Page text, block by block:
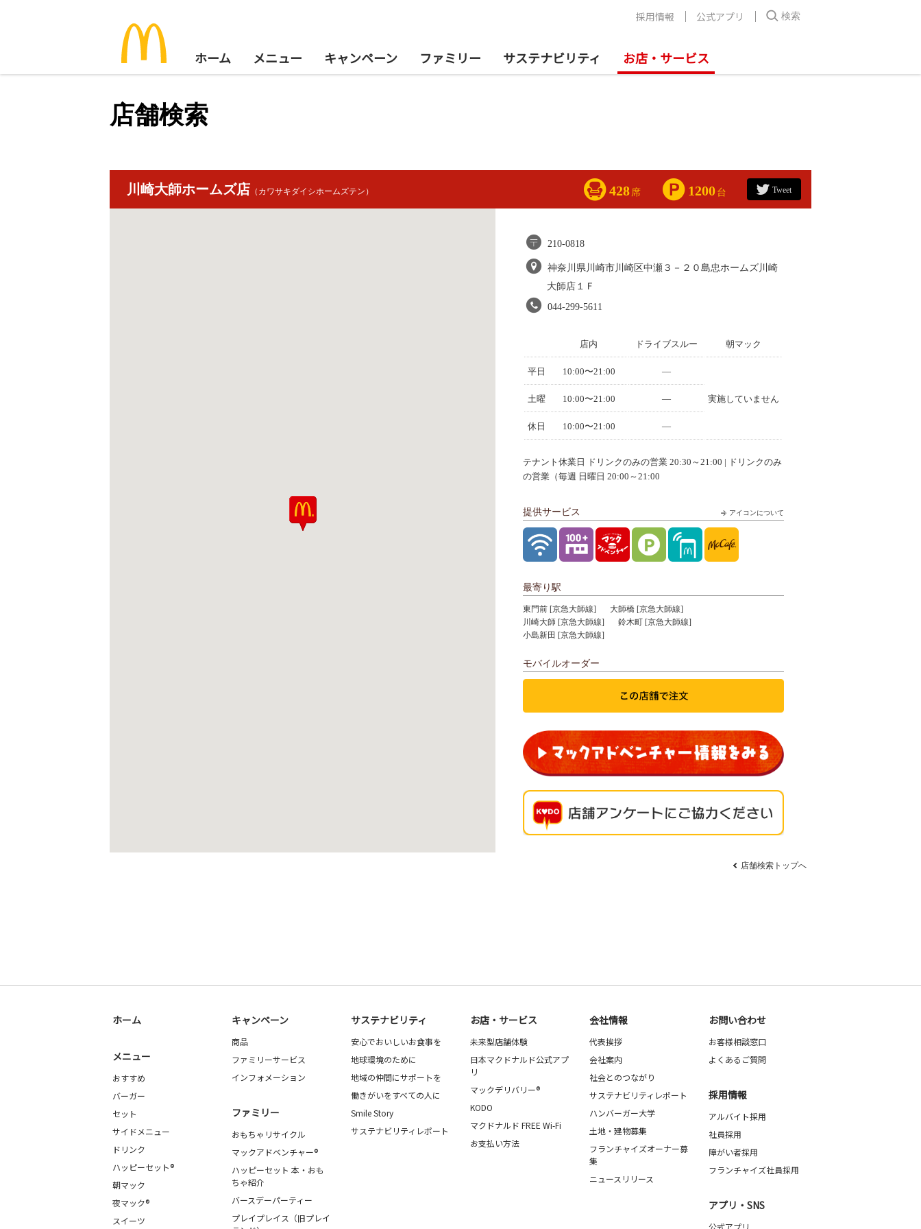
ホーム メニュー キャンペーン ファミリー サステナビリティ お店・サービス
採用情報 公式アプリ 検索
店舗検索
川崎大師ホームズ店 （カワサキダイシホームズテン） 428 席 1200 台 Tweet
210-0818
神奈川県川崎市川崎区中瀬３－２０島忠ホームズ川崎
大師店１Ｆ
044-299-5611
店内 ドライブスルー 朝マック
平日 10:00〜21:00 —
実施していません
土曜 10:00〜21:00 —
休日 10:00〜21:00 —
テナント休業日 ドリンクのみの営業 20:30～21:00 | ドリンクのみ
の営業（毎週 日曜日 20:00～21:00
アイコンについて
提供サービス
最寄り駅
東門前 [京急大師線]
大師橋 [京急大師線]
川崎大師 [京急大師線]
鈴木町 [京急大師線]
小島新田 [京急大師線]
モバイルオーダー
店舗検索トップへ
ホーム
メニュー
おすすめ
バーガー
セット
サイドメニュー
ドリンク
ハッピーセット®
朝マック
夜マック®
スイーツ
キャンペーン
商品
ファミリーサービス
インフォメーション
ファミリー
おもちゃリサイクル
マックアドベンチャー®
ハッピーセット 本・おも
ちゃ紹介
バースデーパーティー
プレイプレイス（旧プレイ
サステナビリティ
安心でおいしいお食事を
地球環境のために
地域の仲間にサポートを
働きがいをすべての人に
Smile Story
サステナビリティレポート
お店・サービス
未来型店舗体験
日本マクドナルド公式アプ
リ
マックデリバリー®
KODO
マクドナルド FREE Wi-Fi
お支払い方法
会社情報
代表挨拶
会社案内
社会とのつながり
サステナビリティレポート
ハンバーガー大学
土地・建物募集
フランチャイズオーナー募
集
ニュースリリース
お問い合わせ
お客様相談窓口
よくあるご質問
採用情報
アルバイト採用
社員採用
障がい者採用
フランチャイズ社員採用
アプリ・SNS